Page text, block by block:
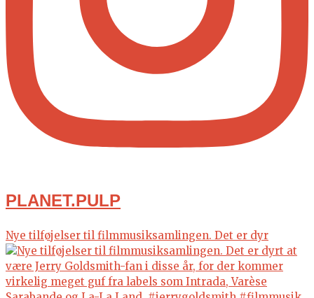
PLANET.PULP
Nye tilføjelser til filmmusiksamlingen. Det er dyr